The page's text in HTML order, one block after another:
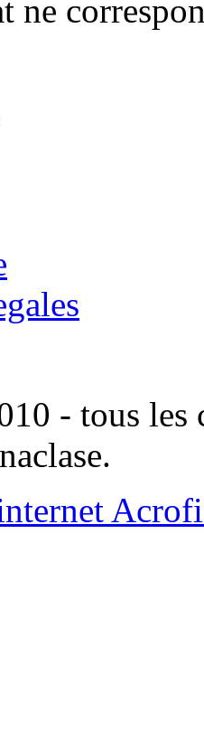
ne
- tous les